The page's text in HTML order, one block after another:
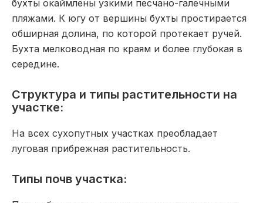
бухты окаймлены узкими песчано-галечными
пляжами. К югу от вершины бухты простирается
обширная долина, по которой протекает ручей.
Бухта мелководная по краям и более глубокая в
середине.
Структура и типы растительности на
участке:
На всех сухопутных участках преобладает
луговая прибрежная растительность.
Типы почв участка: